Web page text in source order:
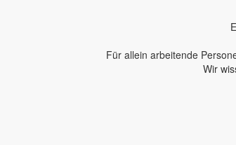
Für allein arbeitende
Wir